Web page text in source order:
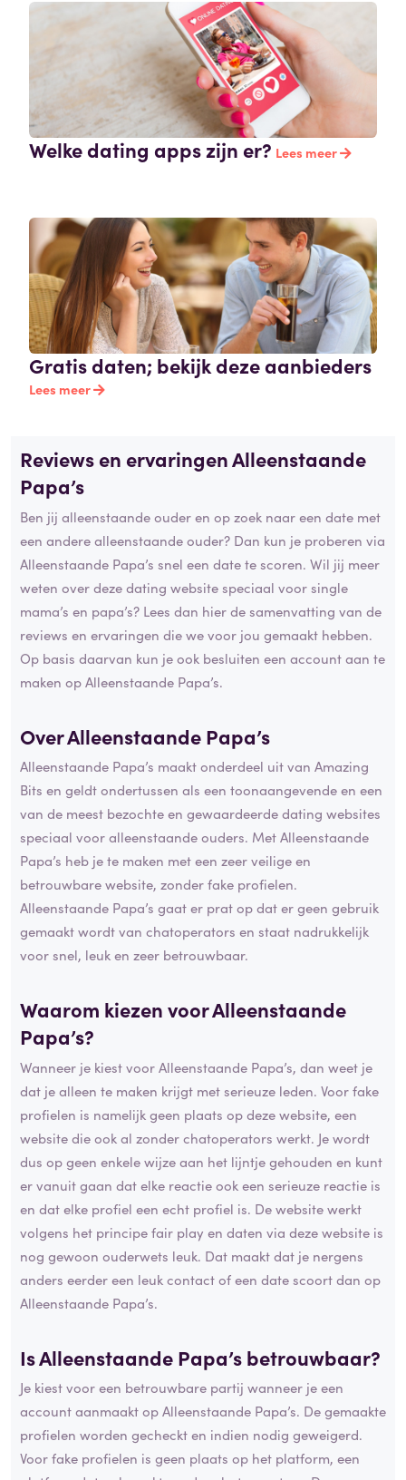
Welke dating apps zijn er? Lees meer
Gratis daten; bekijk deze aanbieders
Lees meer
Reviews en ervaringen Alleenstaande
Papa’s
Ben jij alleenstaande ouder en op zoek naar een date met
een andere alleenstaande ouder? Dan kun je proberen via
Alleenstaande Papa’s snel een date te scoren. Wil jij meer
weten over deze dating website speciaal voor single
mama’s en papa’s? Lees dan hier de samenvatting van de
reviews en ervaringen die we voor jou gemaakt hebben.
Op basis daarvan kun je ook besluiten een account aan te
maken op Alleenstaande Papa’s.
Over Alleenstaande Papa’s
Alleenstaande Papa’s maakt onderdeel uit van Amazing
Bits en geldt ondertussen als een toonaangevende en een
van de meest bezochte en gewaardeerde dating websites
speciaal voor alleenstaande ouders. Met Alleenstaande
Papa’s heb je te maken met een zeer veilige en
betrouwbare website, zonder fake profielen.
Alleenstaande Papa’s gaat er prat op dat er geen gebruik
gemaakt wordt van chatoperators en staat nadrukkelijk
voor snel, leuk en zeer betrouwbaar.
Waarom kiezen voor Alleenstaande
Papa’s?
Wanneer je kiest voor Alleenstaande Papa’s, dan weet je
dat je alleen te maken krijgt met serieuze leden. Voor fake
profielen is namelijk geen plaats op deze website, een
website die ook al zonder chatoperators werkt. Je wordt
dus op geen enkele wijze aan het lijntje gehouden en kunt
er vanuit gaan dat elke reactie ook een serieuze reactie is
en dat elke profiel een echt profiel is. De website werkt
volgens het principe fair play en daten via deze website is
nog gewoon ouderwets leuk. Dat maakt dat je nergens
anders eerder een leuk contact of een date scoort dan op
Alleenstaande Papa’s.
Is Alleenstaande Papa’s betrouwbaar?
Je kiest voor een betrouwbare partij wanneer je een
account aanmaakt op Alleenstaande Papa’s. De gemaakte
profielen worden gecheckt en indien nodig geweigerd.
Voor fake profielen is geen plaats op het platform, een